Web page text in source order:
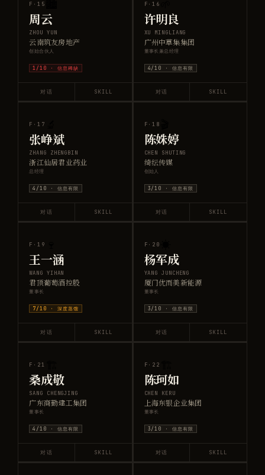
F·15
周云
ZHOU YUN
云南筑友房地产
创始合伙人
1 /10 ·信息稀缺
对话 SKILL
F·16
许明良
XU MINGLIANG
广州中草集集团
董事长兼总经理
4 /10 ·信息有限
对话 SKILL
F·17
张峥斌
ZHANG ZHENGBIN
浙江仙居君业药业
总经理
4 /10 ·信息有限
对话 SKILL
F·18
陈姝婷
CHEN SHUTING
绮纭传媒
创始人
3 /10 ·信息有限
对话 SKILL
F·19
王一涵
WANG YIHAN
君顶葡萄酒控股
董事长
7 /10 ·深度蒸馏
对话 SKILL
F· 20
杨军成
YANG JUNCHENG
厦门优而美新能源
董事长
3 /10 ·信息有限
对话 SKILL
F· 21
桑成敬
SANG CHENGJING
广东商勤建工集团
董事长
4 /10 ·信息有限
对话 SKILL
F· 22
陈珂如
CHEN KERU
上海东银企业集团
董事长
3 /10 ·信息有限
对话 SKILL